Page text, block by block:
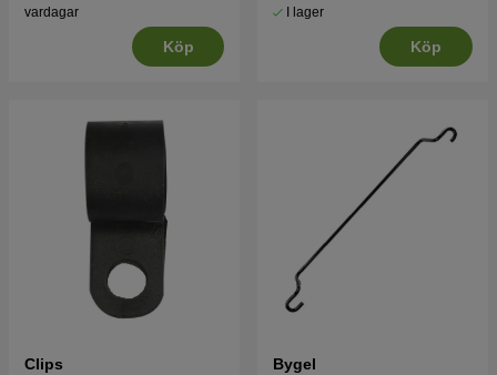
vardagar
Köp
I lager
Köp
Clips Bygel